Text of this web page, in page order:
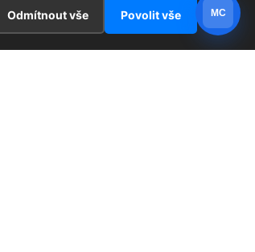
Odmítnout vše Povolit vše MC